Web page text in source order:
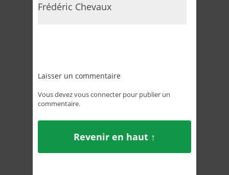
Frédéric Chevaux
Laisser un commentaire
Vous devezvous connecter pour publier un
commentaire.
Revenir en haut ↑